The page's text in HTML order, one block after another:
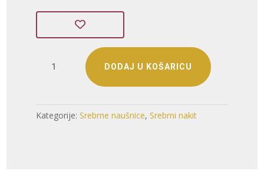
NAUŠNICE
-
DODAJ U KOŠARICU
Kategorije:Srebrne naušnice,Srebrni nakit